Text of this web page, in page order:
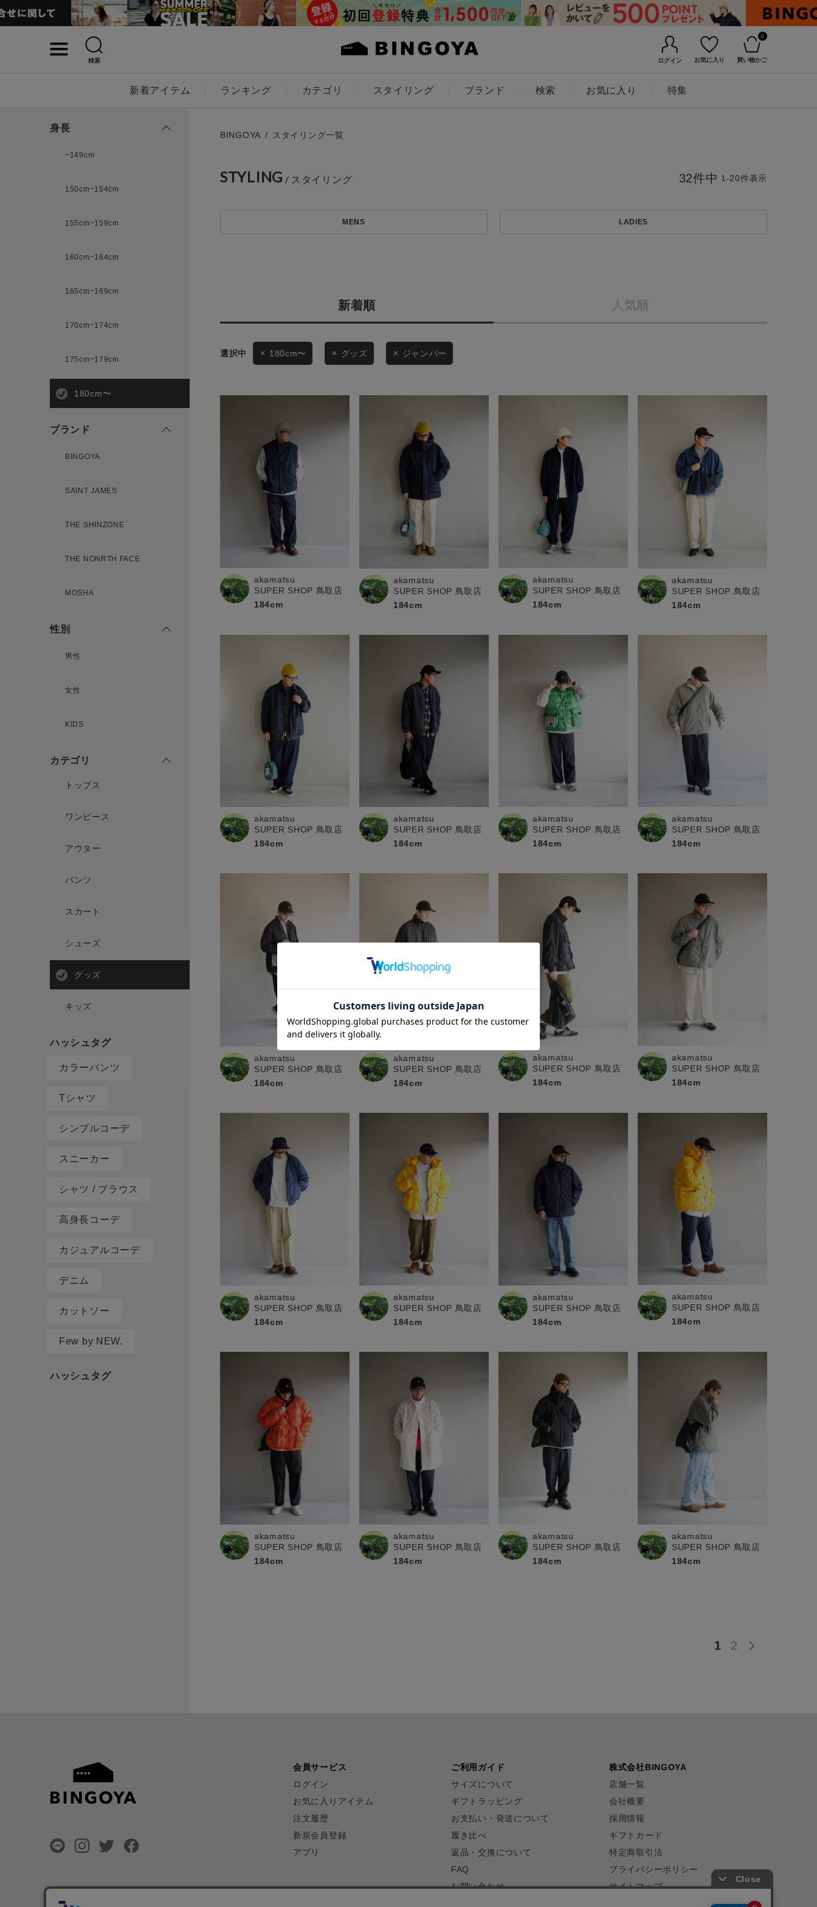
検索 ログイン お気に入り
0
買い物かご
新着アイテム ランキング カテゴリ スタイリング ブランド 検索 お気に入り 特集
条件絞り込み検索
カテゴリから探す
スタイリングから探す
ブランドから探す
店舗一覧
会社概要
お知らせ・ご利用ガイド
ご利用ガイド
ギフトラッピング
お問い合わせ
無料公式アプリダウンロード
キーワード
LADIES KIDS
ブランド
価格
セール価格
在庫
在庫なし含む
この条件で絞り込む
身長
~149cm
150cm~154cm
155cm~159cm
160cm~164cm
165cm~169cm
170cm~174cm
175cm~179cm
180cm〜
ブランド
BINGOYA
SAINT JAMES
THE SHINZONE
THE NONRTH FACE
MOSHA
性別
男性
女性
KIDS
カテゴリ
トップス
ワンピース
アウター
パンツ
スカート
シューズ
グッズ
キッズ
カラーパンツ
Tシャツ
シンプルコーデ
スニーカー
シャツ / ブラウス
高身長コーデ
カジュアルコーデ
デニム
カットソー
Few by NEW.
BINGOYA スタイリング一覧
STYLING
MENS LADIES
新着順 人気順
32件中 1-20件表示
180cm〜 グッズ ジャンパー
akamatsu
SUPER SHOP 鳥取店
184cm
akamatsu
SUPER SHOP 鳥取店
184cm
akamatsu
SUPER SHOP 鳥取店
184cm
akamatsu
SUPER SHOP 鳥取店
184cm
akamatsu
SUPER SHOP 鳥取店
184cm
akamatsu
SUPER SHOP 鳥取店
184cm
akamatsu
SUPER SHOP 鳥取店
184cm
akamatsu
SUPER SHOP 鳥取店
184cm
akamatsu
SUPER SHOP 鳥取店
184cm
akamatsu
SUPER SHOP 鳥取店
184cm
akamatsu
SUPER SHOP 鳥取店
184cm
akamatsu
SUPER SHOP 鳥取店
184cm
akamatsu
SUPER SHOP 鳥取店
184cm
akamatsu
SUPER SHOP 鳥取店
184cm
akamatsu
SUPER SHOP 鳥取店
184cm
akamatsu
SUPER SHOP 鳥取店
184cm
akamatsu
SUPER SHOP 鳥取店
184cm
akamatsu
SUPER SHOP 鳥取店
184cm
akamatsu
SUPER SHOP 鳥取店
184cm
akamatsu
SUPER SHOP 鳥取店
184cm
1 2
会員サービス
ログイン
お気に入りアイテム
注文履歴
新規会員登録
アプリ
ご利用ガイド
サイズについて
ギフトラッピング
お支払い・発送について
履き比べ
返品・交換について
FAQ
お問い合わせ
株式会社BINGOYA
店舗一覧
会社概要
採用情報
ギフトカード
特定商取引法
プライバシーポリシー
サイトマップ